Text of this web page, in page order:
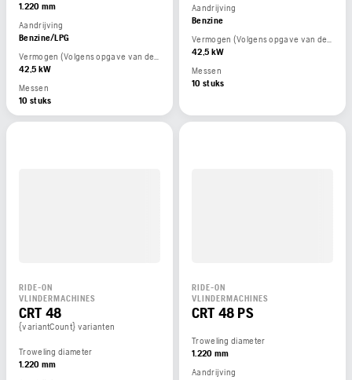
1.220 mm
Aandrijving
Benzine/LPG
Vermogen (Volgens opgave van de motorfabrikant)
42,5 kW
Messen
10 stuks
Aandrijving
Benzine
Vermogen (Volgens opgave van de motorfabrikant)
42,5 kW
Messen
10 stuks
RIDE-ON
VLINDERMACHINES
CRT 48
{variantCount} varianten
Troweling diameter
1.220 mm
RIDE-ON
VLINDERMACHINES
CRT 48 PS
Troweling diameter
1.220 mm
Aandrijving